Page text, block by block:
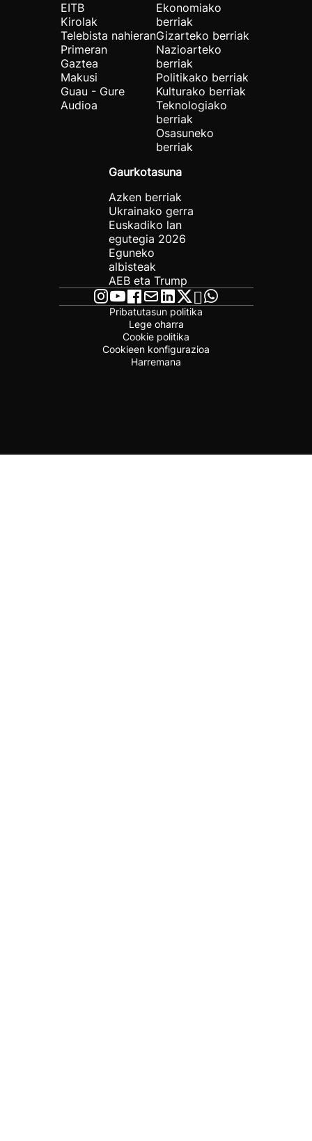
EITB
Kirolak
Telebista nahieran
Primeran
Gaztea
Makusi
Guau - Gure
Audioa
Ekonomiako
berriak
Gizarteko berriak
Nazioarteko
berriak
Politikako berriak
Kulturako berriak
Teknologiako
berriak
Osasuneko
berriak
Gaurkotasuna
Azken berriak
Ukrainako gerra
Euskadiko lan
egutegia 2026
Eguneko
albisteak
AEB eta Trump
Pribatutasun politika
Lege oharra
Cookie politika
Cookieen konfigurazioa
Harremana